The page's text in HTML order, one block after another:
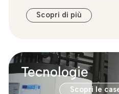
Scopri di più
Tecnologie
Scopri le